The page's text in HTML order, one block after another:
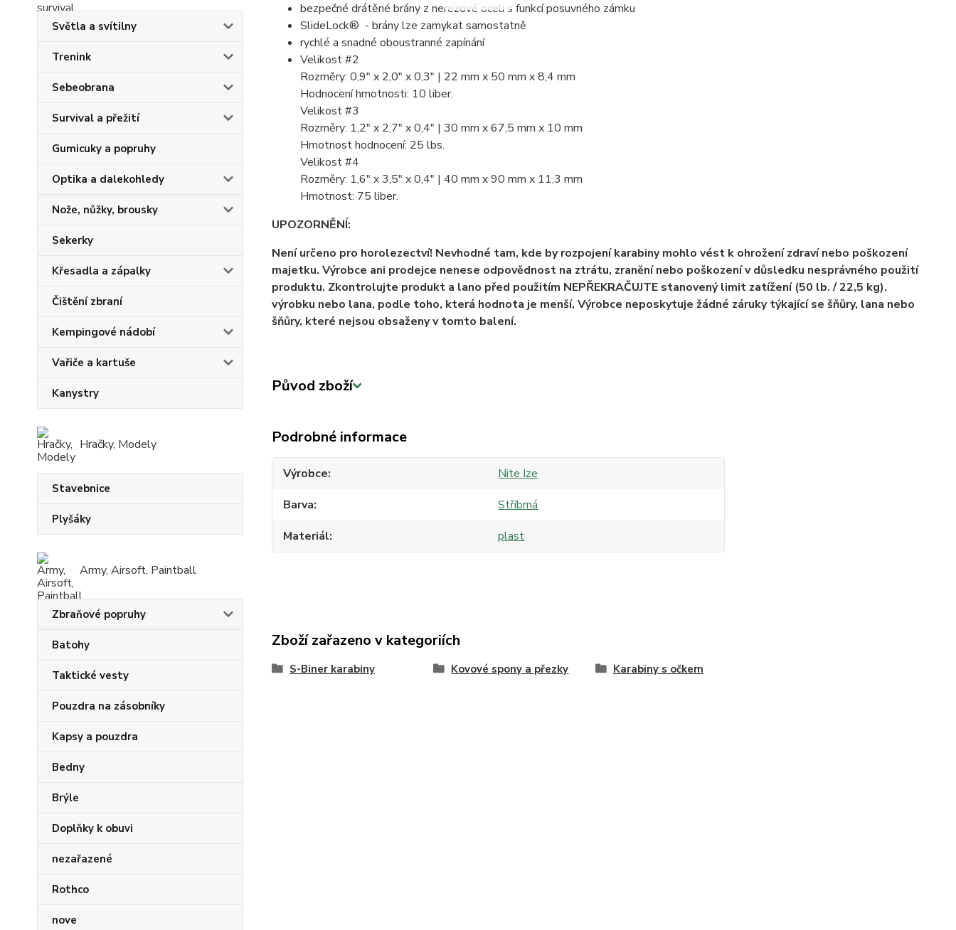
Světla a svítilny
Trenink
Sebeobrana
Survival a přežití
Gumicuky a popruhy
Optika a dalekohledy
Nože, nůžky, brousky
Sekerky
Křesadla a zápalky
Čištění zbraní
Kempingové nádobí
Vařiče a kartuše
Kanystry
Hračky, Modely
Stavebnice
Plyšáky
Army, Airsoft, Paintball
Zbraňové popruhy
Batohy
Taktické vesty
Pouzdra na zásobníky
Kapsy a pouzdra
Bedny
Brýle
Doplňky k obuvi
nezařazené
Rothco
nove
bezpečné drátěné brány z nerezové oceli s funkcí posuvného zámku
SlideLock® - brány lze zamykat samostatně
rychlé a snadné oboustranné zapínání
Velikost #2
Rozměry: 0,9" x 2,0" x 0,3" | 22 mm x 50 mm x 8,4 mm
Hodnocení hmotnosti: 10 liber.
Velikost #3
Rozměry: 1,2" x 2,7" x 0,4" | 30 mm x 67,5 mm x 10 mm
Hmotnost hodnocení: 25 lbs.
Velikost #4
Rozměry: 1,6" x 3,5" x 0,4" | 40 mm x 90 mm x 11,3 mm
Hmotnost: 75 liber.
UPOZORNĚNÍ:
Není určeno pro horolezectví! Nevhodné tam, kde by rozpojení karabiny mohlo vést k ohrožení zdraví nebo poškození
majetku. Výrobce ani prodejce nenese odpovědnost na ztrátu, zranění nebo poškození v důsledku nesprávného použití
produktu. Zkontrolujte produkt a lano před použitím NEPŘEKRAČUJTE stanovený limit zatížení (50 lb. / 22,5 kg).
výrobku nebo lana, podle toho, která hodnota je menší, Výrobce neposkytuje žádné záruky týkající se šňůry, lana nebo
šňůry, které nejsou obsaženy v tomto balení.
Původ zboží
Podrobné informace
Výrobce
Nite Ize
Barva
Stříbrná
Materiál
plast
Zboží zařazeno v kategoriích
S-Biner karabiny Kovové spony a přezky Karabiny s očkem